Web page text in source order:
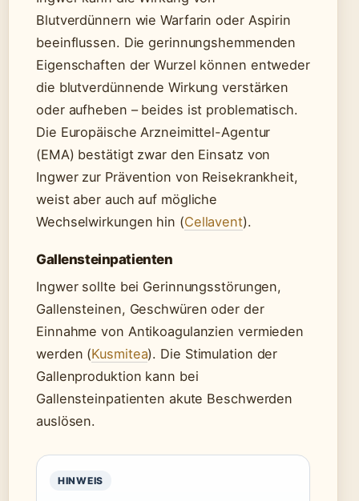
Blutverdünnern wie Warfarin oder Aspirin
beeinflussen. Die gerinnungshemmenden
Eigenschaften der Wurzel können entweder
die blutverdünnende Wirkung verstärken
oder aufheben – beides ist problematisch.
Die Europäische Arzneimittel-Agentur
(EMA) bestätigt zwar den Einsatz von
Ingwer zur Prävention von Reisekrankheit,
weist aber auch auf mögliche
Wechselwirkungen hin (Cellavent).
Gallensteinpatienten
Ingwer sollte bei Gerinnungsstörungen,
Gallensteinen, Geschwüren oder der
Einnahme von Antikoagulanzien vermieden
werden (Kusmitea). Die Stimulation der
Gallenproduktion kann bei
Gallensteinpatienten akute Beschwerden
auslösen.
HINWEIS